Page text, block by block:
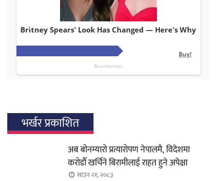
भर्खर प्रकाशित
अब बोनम्यारो प्रत्यारोपण नेपालमै, विदेशमा
करोडौँ खर्चिने बिरामीलाई राहत हुने अपेक्षा
साउन २१, २०८३